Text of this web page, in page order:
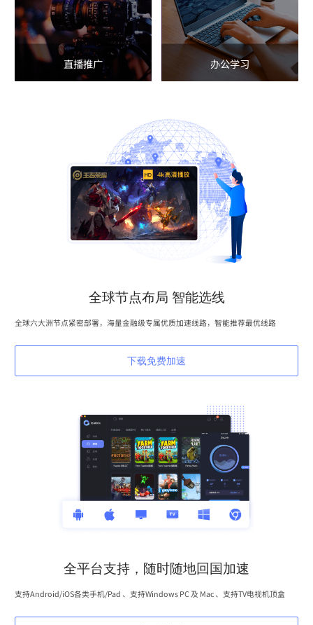
直播推广 办公学习
全球节点布局 智能选线
全球六大洲节点紧密部署，海量金融级专属优质加速线路，智能推荐最优线路
下载免费加速
全平台支持，随时随地回国加速
支持Android/iOS各类手机/Pad 、支持Windows PC 及 Mac 、支持TV电视机顶盒